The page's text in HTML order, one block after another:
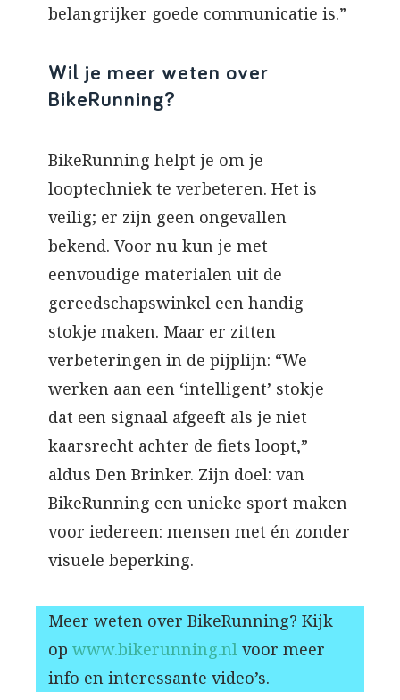
belangrijker goede communicatie is.”
Wil je meer weten over
BikeRunning?
BikeRunning helpt je om je
looptechniek te verbeteren. Het is
veilig; er zijn geen ongevallen
bekend. Voor nu kun je met
eenvoudige materialen uit de
gereedschapswinkel een handig
stokje maken. Maar er zitten
verbeteringen in de pijplijn: “We
werken aan een ‘intelligent’ stokje
dat een signaal afgeeft als je niet
kaarsrecht achter de fiets loopt,”
aldus Den Brinker. Zijn doel: van
BikeRunning een unieke sport maken
voor iedereen: mensen met én zonder
visuele beperking.
Meer weten over BikeRunning? Kijk
op www.bikerunning.nl voor meer
info en interessante video’s.